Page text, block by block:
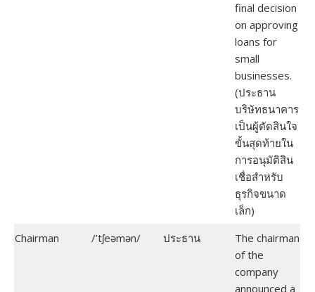
final decision
on approving
loans for
small
businesses.
(ประธาน
บริษัทธนาคาร
เป็นผู้ตัดสินใจ
ขั้นสุดท้ายใน
การอนุมัติสิน
เชื่อสำหรับ
ธุรกิจขนาด
เล็ก)
Chairman
/’tʃeəmən/ ประธาน
The chairman
of the
company
announced a